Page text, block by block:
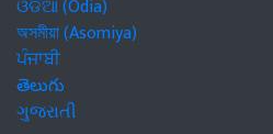
ଓଡିଆ (Odia)
অসমীয়া (Asomiya)
ਪੰਜਾਬੀ
తెలుగు
ગુજરાતી